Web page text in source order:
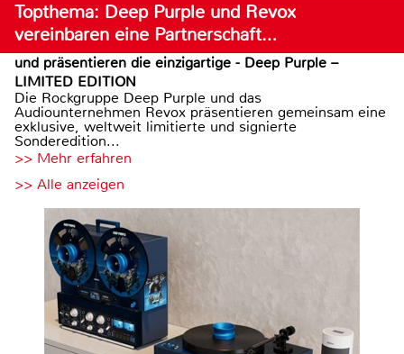
Topthema: Deep Purple und Revox
vereinbaren eine Partnerschaft…
und präsentieren die einzigartige - Deep Purple –
LIMITED EDITION
Die Rockgruppe Deep Purple und das
Audiounternehmen Revox präsentieren gemeinsam eine
exklusive, weltweit limitierte und signierte
Sonderedition...
>> Mehr erfahren
>> Alle anzeigen